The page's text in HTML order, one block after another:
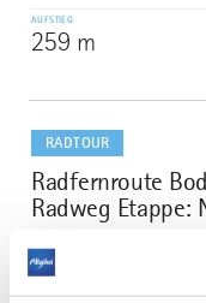
AUFSTIEG
259 m
RADTOUR
3
Radfernroute
Radweg Etappe:
aussichtsreich durch das
dazu